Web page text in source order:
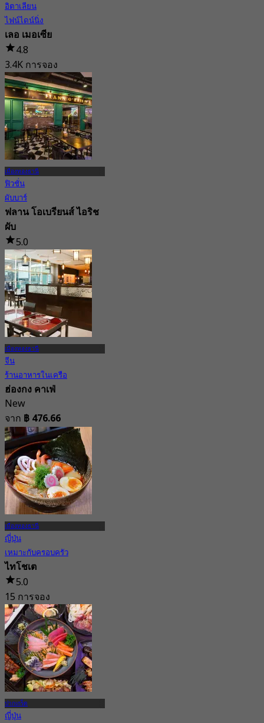
อิตาเลียน
ไฟน์ไดน์นิ่ง
เลอ เมอเซีย
4.8
3.4K การจอง
จาก฿ 445
เมืองทองธานี
ฟิวชั่น
ผับบาร์
ฟลาน โอเบรียนส์ ไอริช
ผับ
5.0
18 การจอง
จาก฿ 625
เมืองทองธานี
จีน
ร้านอาหารในเครือ
ฮ่องกง คาเฟ่
New
จาก ฿ 476.66
เมืองทองธานี
ญี่ปุ่น
เหมาะกับครอบครัว
ไทโชเต
5.0
15 การจอง
จาก฿ 295
ปากเกร็ด
ญี่ปุ่น